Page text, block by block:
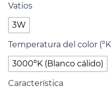
Vatios
3W
Temperatura del color
3000ºK (Blanco cálido)
Característica